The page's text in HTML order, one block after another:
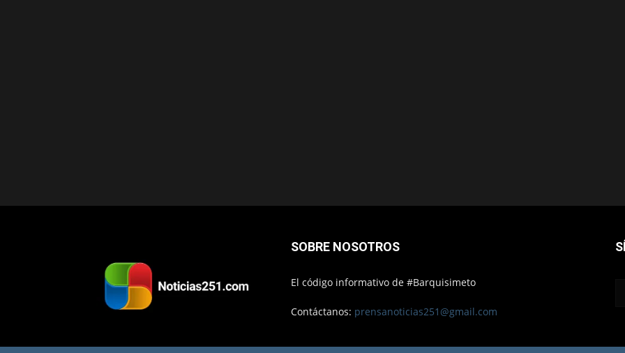
SOBRE NOSOTROS
El código informativo de #Barquisimeto
Contáctanos: prensanoticias251@gmail.com